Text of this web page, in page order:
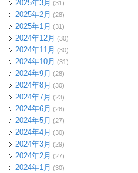
2025年3月 (31)
2025年2月 (28)
2025年1月 (31)
2024年12月 (30)
2024年11月 (30)
2024年10月 (31)
2024年9月 (28)
2024年8月 (30)
2024年7月 (23)
2024年6月 (28)
2024年5月 (27)
2024年4月 (30)
2024年3月 (29)
2024年2月 (27)
2024年1月 (30)